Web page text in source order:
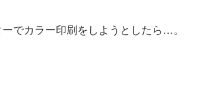
でカラー印刷をしようとしたら…。